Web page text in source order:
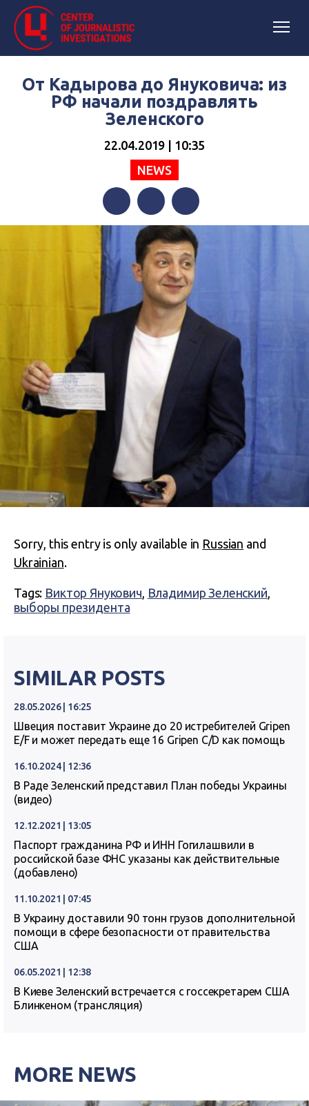
От Кадырова до Януковича: из
РФ начали поздравлять
Зеленского
22.04.2019 | 10:35
NEWS
FacebookTwitterTelegram
Sorry, this entry is only available in Russian and
Ukrainian.
Tags: Виктор Янукович, Владимир Зеленский,
выборы президента
SIMILAR POSTS
28.05.2026 | 16:25
Швеция поставит Украине до 20 истребителей Gripen
E/F и может передать еще 16 Gripen C/D как помощь
16.10.2024 | 12:36
В Раде Зеленский представил План победы Украины
(видео)
12.12.2021 | 13:05
Паспорт гражданина РФ и ИНН Гогилашвили в
российской базе ФНС указаны как действительные
(добавлено)
11.10.2021 | 07:45
В Украину доставили 90 тонн грузов дополнительной
помощи в сфере безопасности от правительства
США
06.05.2021 | 12:38
В Киеве Зеленский встречается с госсекретарем США
Блинкеном (трансляция)
MORE NEWS